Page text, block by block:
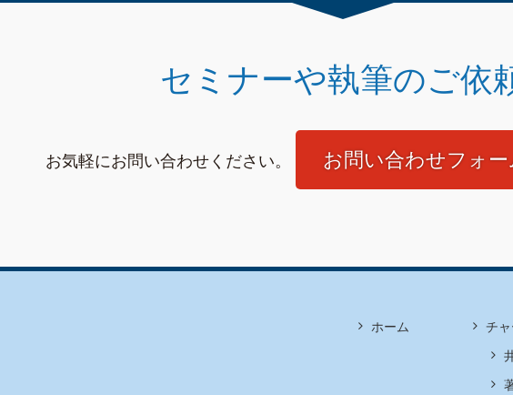
セミナーや執筆のご依
お気軽にお問い合わせください。 お問い合わせフォ
ホーム
チ